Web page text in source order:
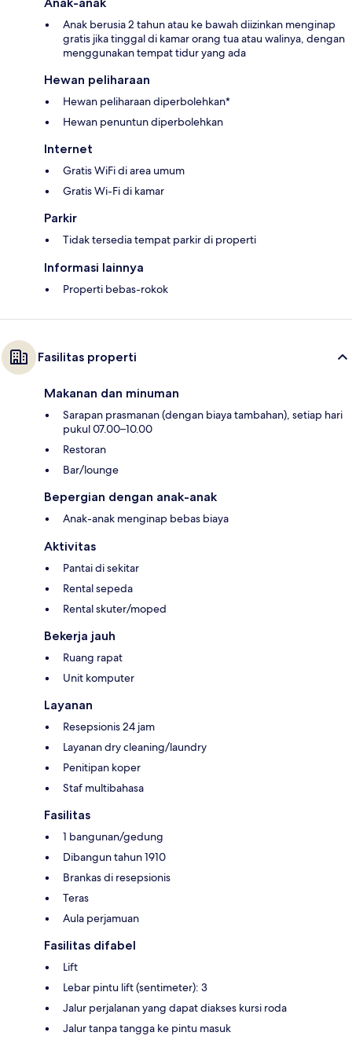
Anak berusia 2 tahun atau ke bawah diizinkan menginap
gratis jika tinggal di kamar orang tua atau walinya, dengan
menggunakan tempat tidur yang ada
Hewan peliharaan
Hewan peliharaan diperbolehkan*
Hewan penuntun diperbolehkan
Internet
Gratis WiFi di area umum
Gratis Wi-Fi di kamar
Parkir
Tidak tersedia tempat parkir di properti
Informasi lainnya
Properti bebas-rokok
Fasilitas properti
Makanan dan minuman
Sarapan prasmanan (dengan biaya tambahan), setiap hari
pukul 07.00–10.00
Restoran
Bar/lounge
Bepergian dengan anak-anak
Anak-anak menginap bebas biaya
Aktivitas
Pantai di sekitar
Rental sepeda
Rental skuter/moped
Bekerja jauh
Ruang rapat
Unit komputer
Layanan
Resepsionis 24 jam
Layanan dry cleaning/laundry
Penitipan koper
Staf multibahasa
Fasilitas
1 bangunan/gedung
Dibangun tahun 1910
Brankas di resepsionis
Teras
Aula perjamuan
Fasilitas difabel
Lift
Lebar pintu lift (sentimeter): 3
Jalur perjalanan yang dapat diakses kursi roda
Jalur tanpa tangga ke pintu masuk